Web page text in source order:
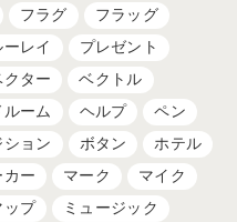
フラグ
フラッグ
ーレイ
プレゼント
クター
ベクトル
ーム ヘルプ
ペン
ョン ボタン
ホテル
カー マーク
マイク
ップ
ミュージック